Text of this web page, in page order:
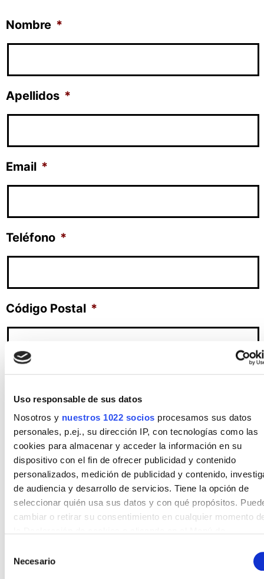
Uso responsable de sus datos
Nosotros y nuestros 1022 socios procesamos sus datos
personales, p.ej., su dirección IP, con tecnologías como las
cookies para almacenar y acceder la información en su
dispositivo con el fin de ofrecer publicidad y contenido
personalizados, medición de publicidad y contenido,
de audiencia y desarrollo de servicios. Tiene la opción de
seleccionar quién usa sus datos y con qué propósitos.
cambiar o retirar su consentimiento en cualquier momento
Necesario
Nombre *
Apellidos *
Email *
Teléfono *
Código Postal *
Privacidad *
He leído y acepto lapolítica de privacidad.
Consentimientos
Comerciales
Quiero recibir comunicaciones comerciales
por e-mail, correo ordinario, teléfono o servicios
de mensajería, o a través de los sistemas de
comunicación del vehículo (si los tiene). ver más